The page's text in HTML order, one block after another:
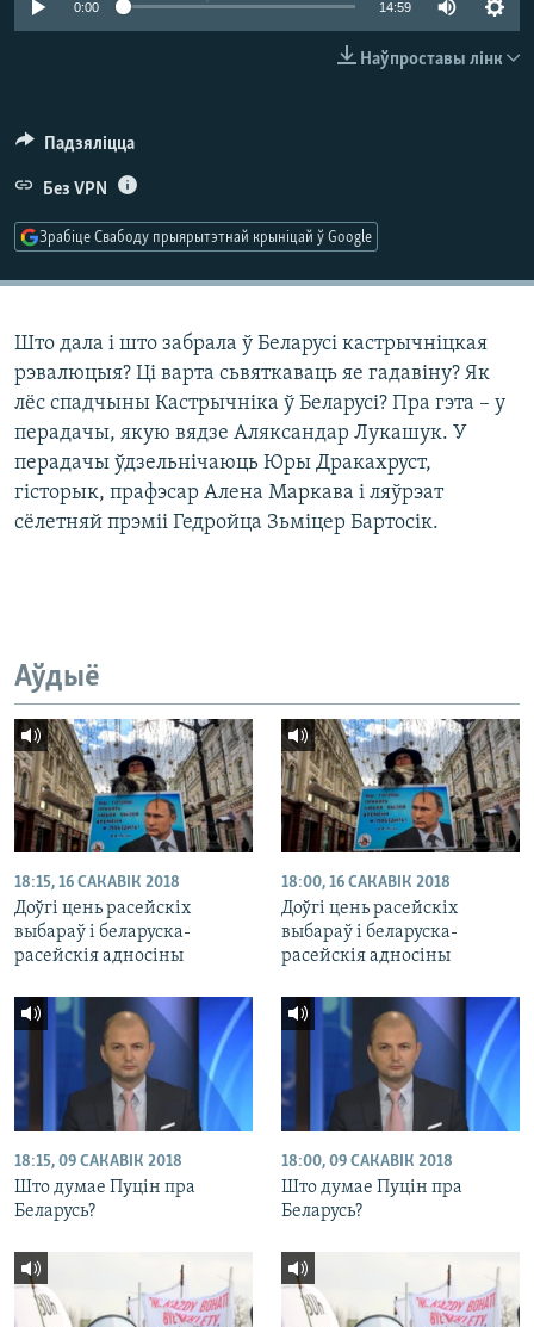
КУЛЬТУРА
МОВА0:00 14:59
Наўпроставы лінк
Падзяліцца
Без VPN
Зрабіце Свабоду прыярытэтнай крыніцай ў Google
Што дала і што забрала ў Беларусі кастрычніцкая
рэвалюцыя? Ці варта сьвяткаваць яе гадавіну? Як
лёс спадчыны Кастрычніка ў Беларусі? Пра гэта – у
перадачы, якую вядзе Аляксандар Лукашук. У
перадачы ўдзельнічаюць Юры Дракахруст,
гісторык, прафэсар Алена Маркава і ляўрэат
сёлетняй прэміі Гедройца Зьміцер Бартосік.
Аўдыё
18:15, 16 САКАВІК 2018
Доўгі цень расейскіх
выбараў і беларуска-
расейскія адносіны
18:00, 16 САКАВІК 2018
Доўгі цень расейскіх
выбараў і беларуска-
расейскія адносіны
18:15, 09 САКАВІК 2018
Што думае Пуцін пра
Беларусь?
18:00, 09 САКАВІК 2018
Што думае Пуцін пра
Беларусь?